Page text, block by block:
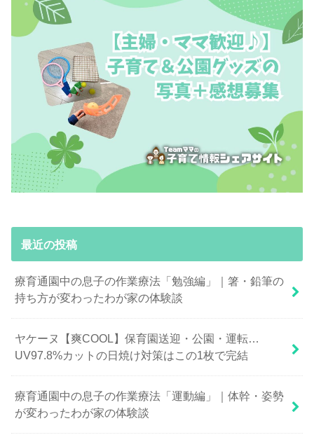
最近の投稿
療育通園中の息子の作業療法「勉強編」｜箸・鉛筆の
持ち方が変わったわが家の体験談
ヤケーヌ【爽COOL】保育園送迎・公園・運転…
UV97.8%カットの日焼け対策はこの1枚で完結
療育通園中の息子の作業療法「運動編」｜体幹・姿勢
が変わったわが家の体験談